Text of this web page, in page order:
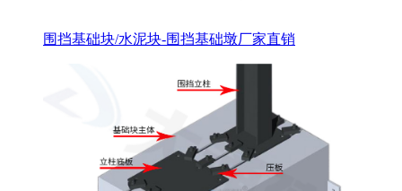
围挡基础块/水泥块-围挡基础墩厂家直销